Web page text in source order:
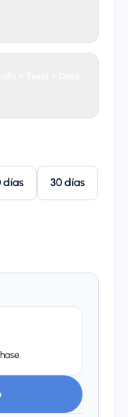
días 30 días